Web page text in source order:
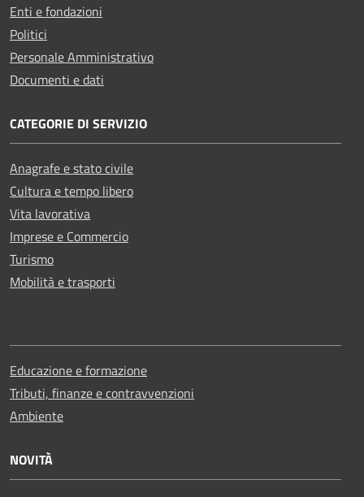
Enti e fondazioni
Politici
Personale Amministrativo
Documenti e dati
CATEGORIE DI SERVIZIO
Anagrafe e stato civile
Cultura e tempo libero
Vita lavorativa
Imprese e Commercio
Turismo
Mobilità e trasporti
Educazione e formazione
Tributi, finanze e contravvenzioni
Ambiente
NOVITÀ